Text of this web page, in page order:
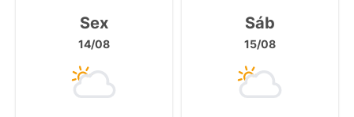
Sex
14/08
Sáb
15/08